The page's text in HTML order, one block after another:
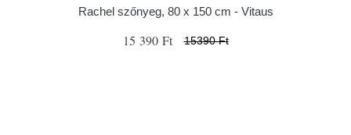
Rachel szőnyeg, 80 x 150 cm - Vitaus
15 390 Ft 15390 Ft